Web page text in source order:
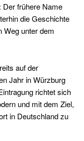
Der frühere Name
die Geschichte
Weg unter dem
auf der
Jahr in Würzburg
richtet sich
und mit dem Ziel,
in Deutschland zu